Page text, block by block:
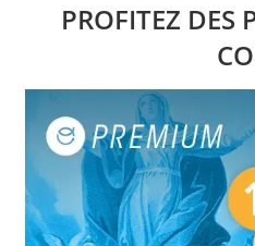
PROFITEZ DES